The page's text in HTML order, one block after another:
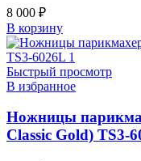
8 000 ₽
В корзину
Быстрый просмотр
В избранное
Ножницы
Classic Gold) TS3-